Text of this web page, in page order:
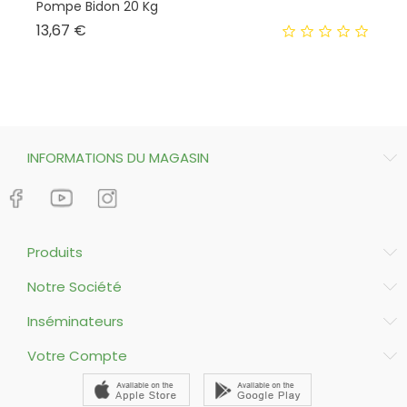
Pompe Bidon 20 Kg
13,67 €
INFORMATIONS DU MAGASIN
Produits
Notre Société
Inséminateurs
Votre Compte